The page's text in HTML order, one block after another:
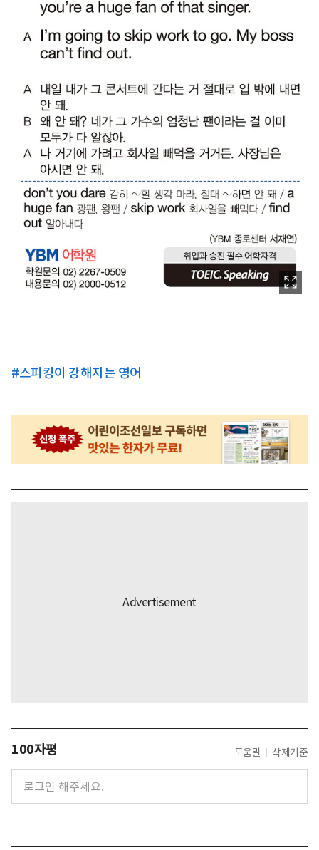
#스피킹이 강해지는 영어
100자평 도움말 삭제기준